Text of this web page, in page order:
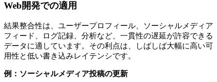
Web開発での適用
結果整合性は、ユーザープロフィール、ソーシャルメディア
フィード、ログ記録、分析など、一貫性の遅延が許容できる
データに適しています。その利点は、しばしば大幅に高い可
用性と低い書き込みレイテンシです。
例：ソーシャルメディア投稿の更新